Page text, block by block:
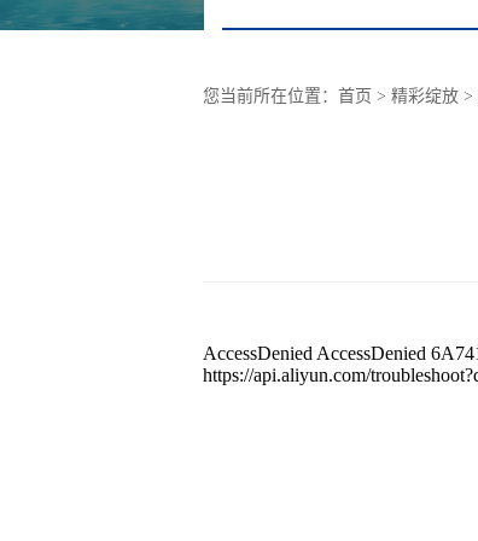
您当前所在位置： 首页 > 精彩绽放 >